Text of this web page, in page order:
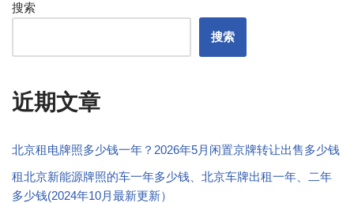
搜索
搜索
近期文章
北京租电牌照多少钱一年？2026年5月闲置京牌转让出售多少钱
租北京新能源牌照的车一年多少钱、北京车牌出租一年、二年
多少钱(2024年10月最新更新）